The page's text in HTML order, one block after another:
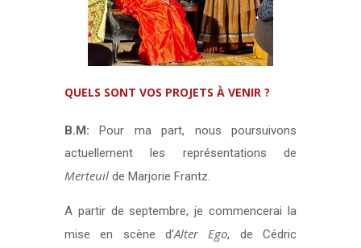
QUELS SONT VOS PROJETS À VENIR ?
B.M:Pour ma part, nous poursuivons
actuellement les représentations de
Merteuilde Marjorie Frantz.
A partir de septembre, je commencerai la
mise en scène d’Alter Ego, de Cédric